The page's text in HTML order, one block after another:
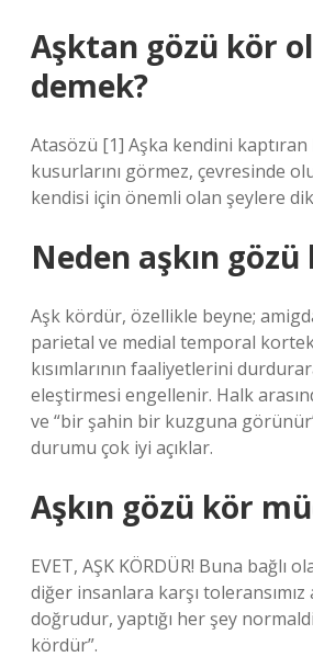
Aşktan gözü kör
demek?
Atasözü [1] Aşka kendini
kusurlarını görmez, çevresinde
kendisi için önemli olan şeylere
Neden aşkın
Aşk kördür, özellikle beyne;
parietal ve medial temporal
kısımlarının faaliyetlerini
eleştirmesi engellenir. Halk
ve “bir şahin bir kuzguna
durumu çok iyi açıklar.
Aşkın gözü kör
EVET, AŞK KÖRDÜR! Buna bağlı
diğer insanlara karşı toleransımız
doğrudur, yaptığı her şey
kördür”.